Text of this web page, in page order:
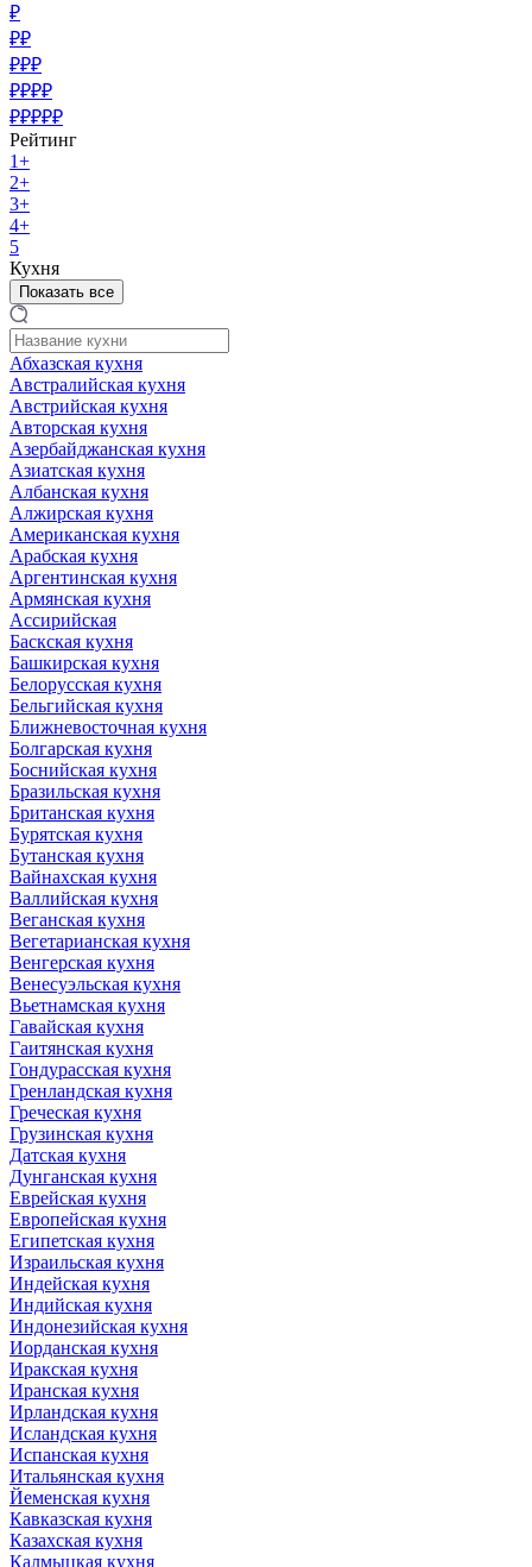
₽
₽₽
₽₽₽
₽₽₽₽
₽₽₽₽₽
Рейтинг
1+
2+
3+
4+
5
Кухня
Показать все
Абхазская кухня
Австралийская кухня
Австрийская кухня
Авторская кухня
Азербайджанская кухня
Азиатская кухня
Албанская кухня
Алжирская кухня
Американская кухня
Арабская кухня
Аргентинская кухня
Армянская кухня
Ассирийская
Баскская кухня
Башкирская кухня
Белорусская кухня
Бельгийская кухня
Ближневосточная кухня
Болгарская кухня
Боснийская кухня
Бразильская кухня
Британская кухня
Бурятская кухня
Бутанская кухня
Вайнахская кухня
Валлийская кухня
Веганская кухня
Вегетарианская кухня
Венгерская кухня
Венесуэльская кухня
Вьетнамская кухня
Гавайская кухня
Гаитянская кухня
Гондурасская кухня
Гренландская кухня
Греческая кухня
Грузинская кухня
Датская кухня
Дунганская кухня
Еврейская кухня
Европейская кухня
Египетская кухня
Израильская кухня
Индейская кухня
Индийская кухня
Индонезийская кухня
Иорданская кухня
Иракская кухня
Иранская кухня
Ирландская кухня
Исландская кухня
Испанская кухня
Итальянская кухня
Йеменская кухня
Кавказская кухня
Казахская кухня
Калмыцкая кухня